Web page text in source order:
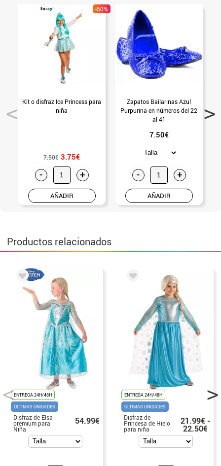
-50%
Kit o disfraz Ice Princess para
niña
7.50€ 3.75€
- +
AÑADIR
Zapatos Bailarinas Azul
Purpurina en números del 22
al 41
7.50€
- +
AÑADIR
Productos relacionados
ENTREGA 24H/48H
ÚLTIMAS UNIDADES
Disfraz de Elsa
premium para
Niña
54.99€
ENTREGA 24H/48H
ÚLTIMAS UNIDADES
Disfraz de
Princesa de Hielo
para niña
21.99€ -
22.50€